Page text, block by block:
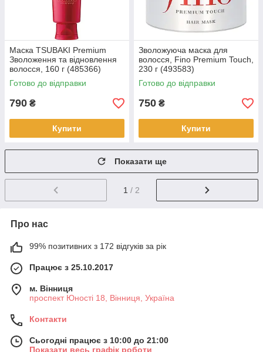
Маска TSUBAKI Premium
Зволоження та відновлення
волосся, 160 г (485366)
Готово до відправки
790 ₴
Купити
Зволожуюча маска для
волосся, Fino Premium Touch,
230 г (493583)
Готово до відправки
750 ₴
Купити
Показати ще
1 / 2
Про нас
99% позитивних з 172 відгуків за рік
Працює з 25.10.2017
м. Вінниця
проспект Юності 18, Вінниця, Україна
Контакти
Сьогодні працює з 10:00 до 21:00
Показати весь графік роботи